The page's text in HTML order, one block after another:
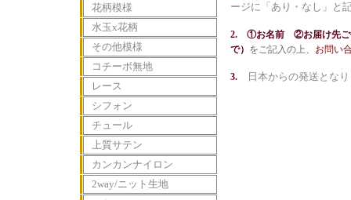
花柄模様
水玉x花柄
その他模様
コチーボ無地
レース
シフォン
チュール
上質サテン
カンカンナイロン
2way/ニット生地
ージに「あり・なし」と
2. ①お名前 ②お届け先ご
で） をご記入の上、 お問い
3. 日本からの発送となり